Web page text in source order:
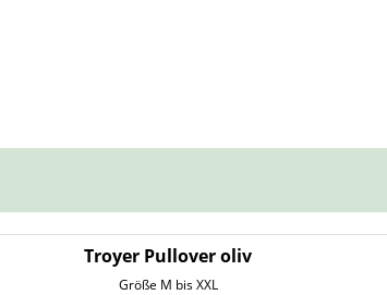
Troyer Pullover oliv
Größe M bis XXL